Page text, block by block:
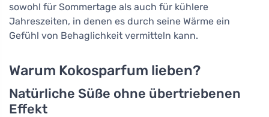
sowohl für Sommertage als auch für kühlere
Jahreszeiten, in denen es durch seine Wärme ein
Gefühl von Behaglichkeit vermitteln kann.
Warum Kokosparfum lieben?
Natürliche Süße ohne übertriebenen
Effekt